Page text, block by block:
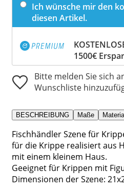
Ich wünsche mir den
diesen Artikel.
1500€
Bitte melden Sie sich
Wunschliste
BESCHREIBUNG Maße
Fischhändler Szene für
für die Krippe realisiert aus
mit einem kleinem Haus.
Geeignet für Krippen mit
Dimensionen der Szene: